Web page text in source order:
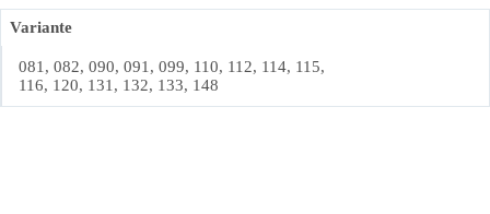
Variante
081, 082, 090, 091, 099, 110, 112, 114, 115,
116, 120, 131, 132, 133, 148